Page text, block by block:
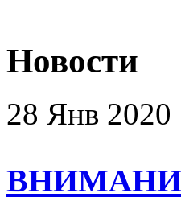
Новости
28 Янв 2020